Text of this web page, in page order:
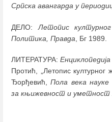
Српска авангарда у
ДЕЛO: Летопис
Политика, Правда , Бг 1989.
ЛИТЕРАТУРА:
Протић, „Летопис културног
Ђорђевић,Пола века
за књижевност и уметност